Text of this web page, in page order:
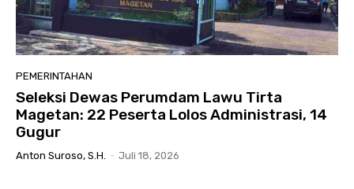
PEMERINTAHAN
Seleksi Dewas Perumdam Lawu Tirta
Magetan: 22 Peserta Lolos Administrasi, 14
Gugur
Anton Suroso, S.H. - Juli 18, 2026